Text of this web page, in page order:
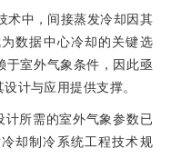
术中，间接蒸发冷却因其
数据中心冷却的关键选
于室外气象条件，因此亟
计与应用提供支撑。
所需的室外气象参数已
却制冷系统工程技术规